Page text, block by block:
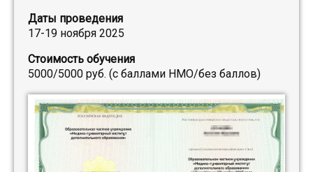
Даты проведения
17-19 ноября 2025
Стоимость обучения
5000/5000 руб. (с баллами НМО/без баллов)